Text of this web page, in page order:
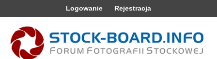
Logowanie Rejestracja